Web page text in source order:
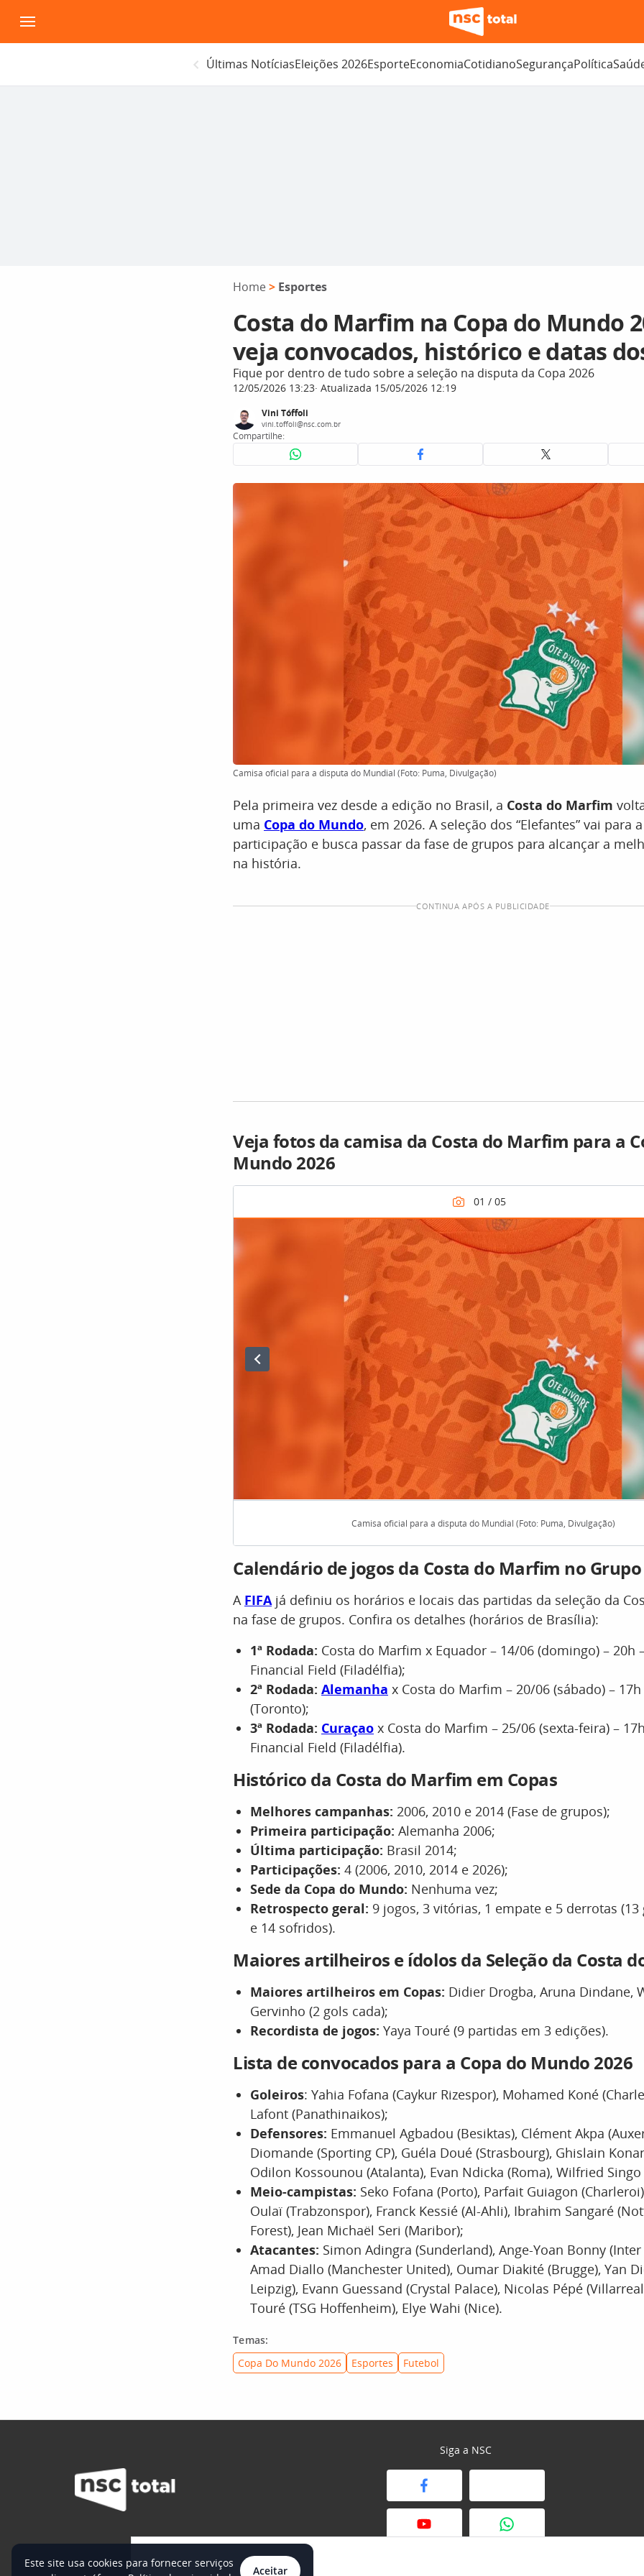
para
o
Últimas NotíciasEleições 2026EsporteEconomiaCotidianoSegurançaPolítica
Home > Esportes
Costa do Marfim na Copa do Mundo
veja convocados, histórico e datas
Fique por dentro de tudo sobre a seleção na disputa da Copa 2026
12/05/2026 13:23 Atualizada 15/05/2026 12:19
Vini Tóffoli
vini.toffoli@nsc.com.br
Compartilhe:
Camisa oficial para a disputa do Mundial (Foto: Puma, Divulgação)
Pela primeira vez desde a edição no Brasil, a Costa do Marfim
uma Copa do Mundo, em 2026. A seleção dos “Elefantes” vai para
participação e busca passar da fase de grupos para alcançar a
na história.
CONTINUA APÓS A PUBLICIDADE
Veja fotos da camisa da Costa do Marfim para a
Mundo 2026
Camisa oficial para a disputa do Mundial (Foto: Puma, Divulgação)
Calendário de jogos da Costa do Marfim no Grupo
A FIFAjá definiu os horários e locais das partidas da seleção da
na fase de grupos. Confira os detalhes (horários de Brasília):
1ª Rodada: Costa do Marfim x Equador – 14/06 (domingo) – 20h
Financial Field (Filadélfia);
2ª Rodada: Alemanha x Costa do Marfim – 20/06 (sábado) –
(Toronto);
3ª Rodada: Curaçao x Costa do Marfim – 25/06 (sexta-feira) –
Financial Field (Filadélfia).
Histórico da Costa do Marfim em Copas
Melhores campanhas: 2006, 2010 e 2014 (Fase de grupos);
Primeira participação: Alemanha 2006;
Última participação: Brasil 2014;
Participações: 4 (2006, 2010, 2014 e 2026);
Sede da Copa do Mundo: Nenhuma vez;
Retrospecto geral: 9 jogos, 3 vitórias, 1 empate e 5 derrotas
e 14 sofridos).
Maiores artilheiros e ídolos da Seleção da Costa
Maiores artilheiros em Copas: Didier Drogba, Aruna Dindane,
Gervinho (2 gols cada);
Recordista de jogos: Yaya Touré (9 partidas em 3 edições).
Lista de convocados para a Copa do Mundo 2026
Goleiros: Yahia Fofana (Caykur Rizespor), Mohamed Koné
Lafont (Panathinaikos);
Defensores: Emmanuel Agbadou (Besiktas), Clément Akpa
Diomande (Sporting CP), Guéla Doué (Strasbourg), Ghislain
Odilon Kossounou (Atalanta), Evan Ndicka (Roma), Wilfried Singo
Meio-campistas: Seko Fofana (Porto), Parfait Guiagon
Oulaï (Trabzonspor), Franck Kessié (Al-Ahli), Ibrahim Sangaré
Forest), Jean Michaël Seri (Maribor);
Atacantes: Simon Adingra (Sunderland), Ange-Yoan Bonny
Amad Diallo (Manchester United), Oumar Diakité (Brugge), Yan
Leipzig), Evann Guessand (Crystal Palace), Nicolas Pépé
Touré (TSG Hoffenheim), Elye Wahi (Nice).
Temas:
Copa Do Mundo 2026
Esportes Futebol
Siga a NSC
Este site usa cookies para fornecer serviços
Aceitar